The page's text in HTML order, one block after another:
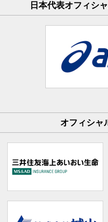
日本代表オフィシ
オフィシャ